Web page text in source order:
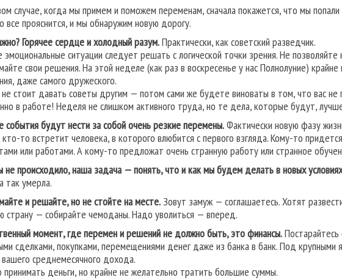
случае, когда мы примем и поможем переменам, сначала покажется, что мы
все прояснится, и мы обнаружим новую дорогу.
Горячее сердце и холодный разум.Практически, как советский разведчик.
ситуации следует решать с логической точки зрения. Не позволяйте
свои решения. На этой неделе (как раз в воскресенье у нас Полнолуние)
даже самого дружеского.
стоит давать советы другим — потом сами же будете виноваты в том, что вас не
в работе! Неделя не слишком активного труда, но те дела, которые будут,
события будут нести за собой очень резкие перемены.Фактически новую фазу
кто-то встретит человека, в которого влюбится с первого взгляда. Кому-то
или работами. А кому-то предложат очень странную работу или странное
не происходило, наша задача — понять, что и как мы будем делать в новых
так умерла.
и решайте, но не стойте на месте. Зовут замуж — соглашаетесь. Хотят
страну — собирайте чемоданы. Надо уволиться — вперед.
момент, где перемен и решений не должно быть, это финансы.
сделками, покупками, перемещениями денег даже из банка в банк. Под крупными
среднемесячного дохода.
деньги, но крайне не желательно тратить большие суммы.